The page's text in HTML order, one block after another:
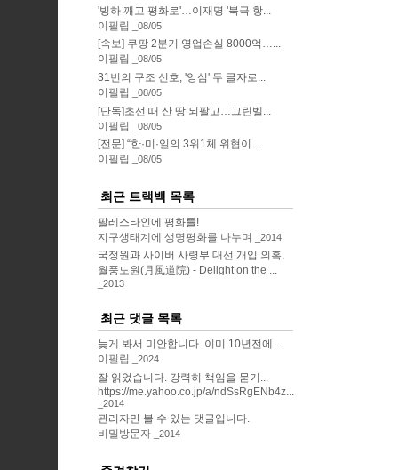
'빙하 깨고 평화로'…이재명 '북극 항...
이필립
08/05
[속보] 쿠팡 2분기 영업손실 8000억…...
이필립
08/05
31번의 구조 신호, '앙심' 두 글자로...
이필립
08/05
[단독]초선 때 산 땅 되팔고…그린벨...
이필립
08/05
[전문] “한·미·일의 3위1체 위협이 ...
이필립
08/05
최근 트랙백 목록
팔레스타인에 평화를!
지구생태계에 생명평화를 나누며
2014
국정원과 사이버 사령부 대선 개입 의혹.
월풍도원(月風道院) - Delight on the ...
2013
최근 댓글 목록
늦게 봐서 미안합니다. 이미 10년전에 ...
이필립
2024
잘 읽었습니다. 강력히 책임을 묻기...
https://me.yahoo.co.jp/a/ndSsRgENb4z...
2014
관리자만 볼 수 있는 댓글입니다.
비밀방문자
2014